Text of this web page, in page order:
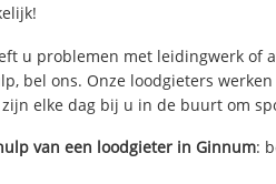
u problemen met leidingwerk of
bel ons. Onze loodgieters
elke dag bij u in de buurt om
van een loodgieter in Ginnum: